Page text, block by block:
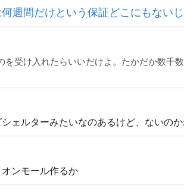
週間だけという保証どこにもない
を受け入れたらいいだけよ。たかだか数千
ェルターみたいなのあるけど、ないの
ンモール作るか